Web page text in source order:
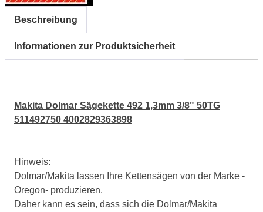
Beschreibung
Informationen zur Produktsicherheit
Makita Dolmar Sägekette 492 1,3mm 3/8" 50TG
511492750 4002829363898
Hinweis:
Dolmar/Makita lassen Ihre Kettensägen von der Marke -
Oregon- produzieren.
Daher kann es sein, dass sich die Dolmar/Makita